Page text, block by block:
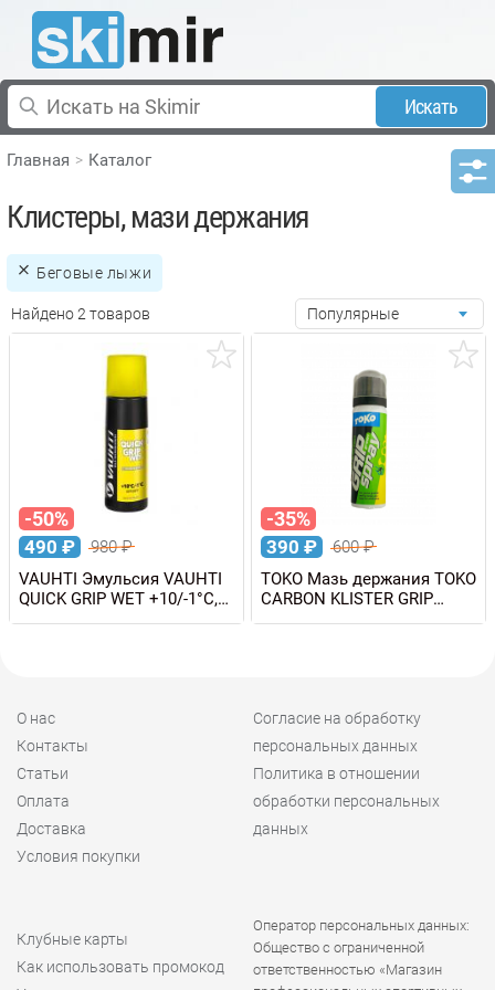
Искать
Главная Каталог
Клистеры, мази держания
Беговые лыжи
Найдено 2 товаров Популярные
-50%
490 ₽ 980₽
VAUHTI Эмульсия VAUHTI
QUICK GRIP WET +10/-1°C,
80 мл
-35%
390 ₽ 600₽
TOKO Мазь держания TOKO
CARBON KLISTER GRIP
GREEN, 70 мл
О нас
Контакты
Статьи
Оплата
Доставка
Условия покупки
Согласие на обработку
персональных данных
Политика в отношении
обработки персональных
данных
Клубные карты
Как использовать промокод
Оператор персональных данных:
Общество с ограниченной
ответственностью «Магазин